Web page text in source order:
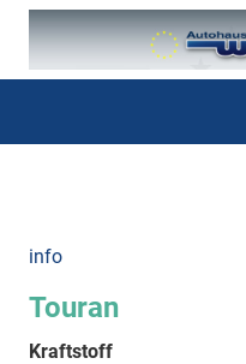
info
Touran
Kraftstoff